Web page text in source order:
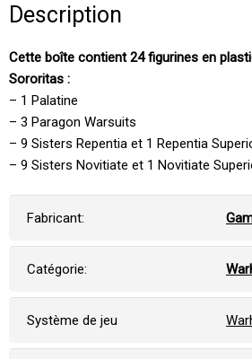
Description
Cette boîte contient 24 figurines en
Sororitas :
– 1 Palatine
– 3 Paragon Warsuits
– 9 Sisters Repentia et 1 Repentia
– 9 Sisters Novitiate et 1 Novitiate
Fabricant:
Catégorie:
Système de jeu